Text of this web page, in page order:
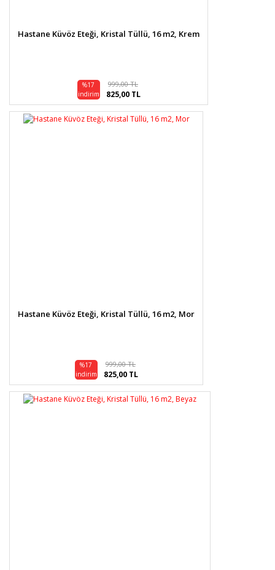
Hastane Küvöz Eteği, Kristal Tüllü, 16 m2, Krem
%17
indirim
999,00 TL
825,00 TL
Hastane Küvöz Eteği, Kristal Tüllü, 16 m2, Mor
%17
indirim
999,00 TL
825,00 TL